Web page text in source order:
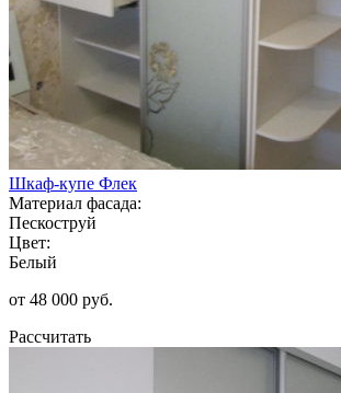
Шкаф-купе Флек
Материал фасада:
Пескоструй
Цвет:
Белый
от 48 000 руб.
Рассчитать